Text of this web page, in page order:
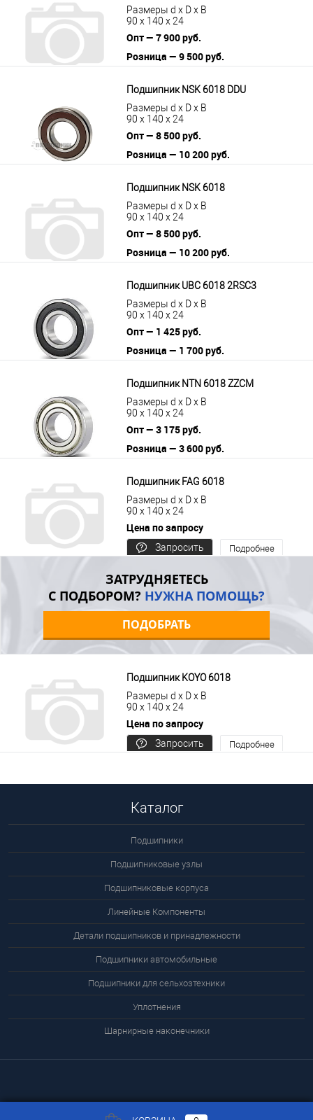
Размеры d x D x B
90 x 140 x 24
Опт — 7 900 руб.
Розница — 9 500 руб.
Подшипник NSK 6018 DDU
Размеры d x D x B
90 x 140 x 24
Опт — 8 500 руб.
Розница — 10 200 руб.
Подшипник NSK 6018
Размеры d x D x B
90 x 140 x 24
Опт — 8 500 руб.
Розница — 10 200 руб.
Подшипник UBC 6018 2RSС3
Размеры d x D x B
90 x 140 x 24
Опт — 1 425 руб.
Розница — 1 700 руб.
Подшипник NTN 6018 ZZCM
Размеры d x D x B
90 x 140 x 24
Опт — 3 175 руб.
Розница — 3 600 руб.
Подшипник FAG 6018
Размеры d x D x B
90 x 140 x 24
Цена по запросу
Запросить
Подробнее
ЗАТРУДНЯЕТЕСЬ
С ПОДБОРОМ? НУЖНА ПОМОЩЬ?
ПОДОБРАТЬ
Подшипник KOYO 6018
Размеры d x D x B
90 x 140 x 24
Цена по запросу
Запросить
Подробнее
Каталог
Подшипники
Подшипниковые узлы
Подшипниковые корпуса
Линейные Компоненты
Детали подшипников и принадлежности
Подшипники автомобильные
Подшипники для сельхозтехники
Уплотнения
Шарнирные наконечники